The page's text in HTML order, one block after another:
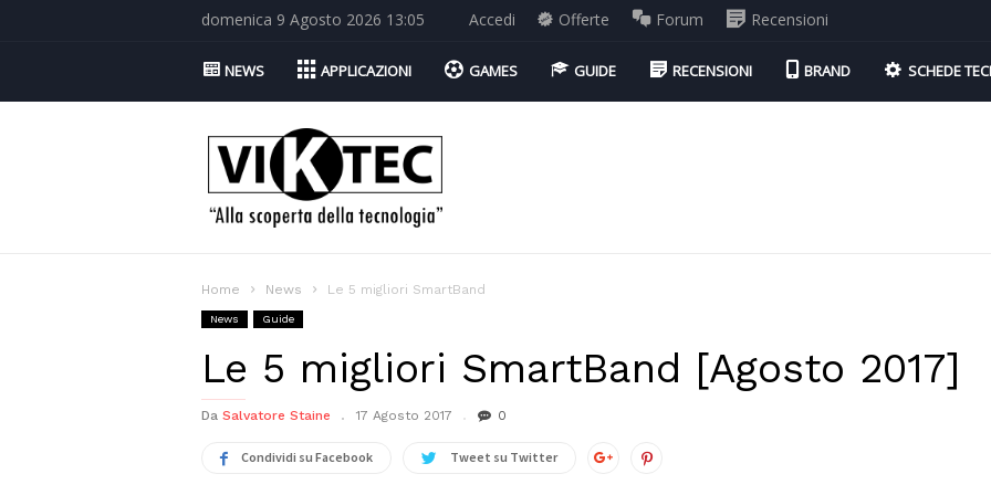
domenica 9 Agosto 2026 13:05 Accedi Offerte Forum Recensioni
NEWS APPLICAZIONI GAMES GUIDE RECENSIONI BRAND SCHEDE
Viktec.net
Home News Le 5 migliori SmartBand
News Guide
Le 5 migliori SmartBand [Agosto 2017]
Da Salvatore Staine 17 Agosto 2017 0
Condividi su Facebook Tweet su Twitter